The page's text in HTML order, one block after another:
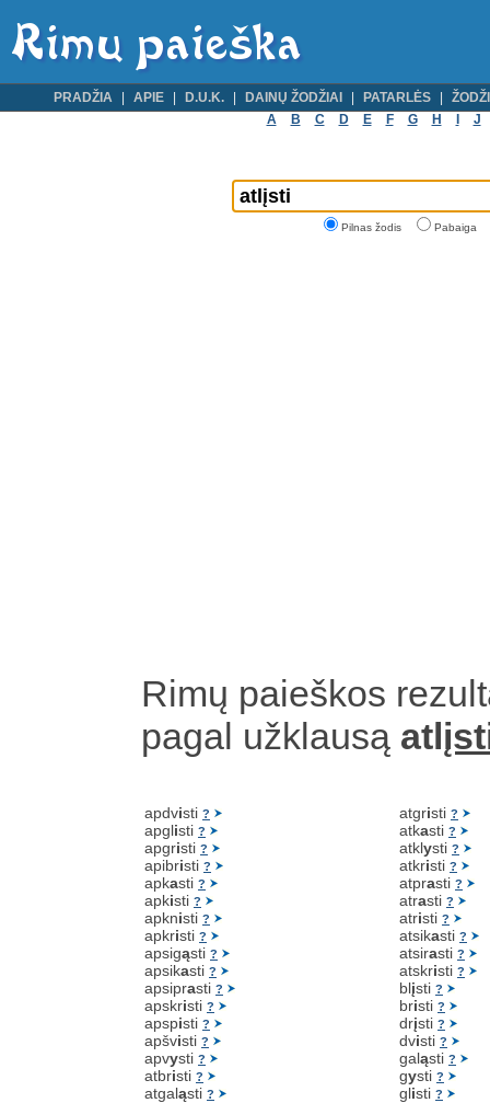
PRADŽIA APIE D.U.K. DAINŲ ŽODŽIAI PATARLĖS
A
B C D E F G H J
Pilnas žodis Pabaiga
Rimų paieškos
pagal užklausą atl
apdvisti ?
apglisti ?
apgristi ?
apibristi ?
apkasti ?
apkisti ?
apknisti ?
apkristi ?
apsigąsti ?
apsikasti ?
apsiprasti ?
apskristi ?
apspisti ?
apšvisti ?
apvysti ?
atbristi ?
atgaląsti ?
atgristi ?
atkasti ?
atklysti ?
atkristi ?
atprasti ?
atrasti ?
atristi ?
atsikasti ?
atsirasti ?
atskristi ?
blįsti ?
bristi ?
drįsti ?
dvisti ?
galąsti ?
gysti ?
glisti ?